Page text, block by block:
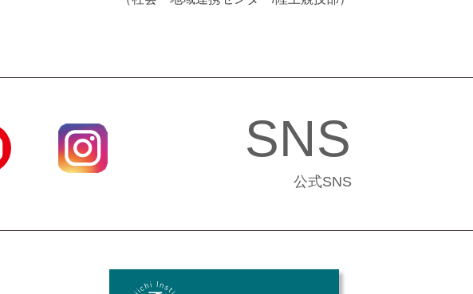
SNS
公式SNS